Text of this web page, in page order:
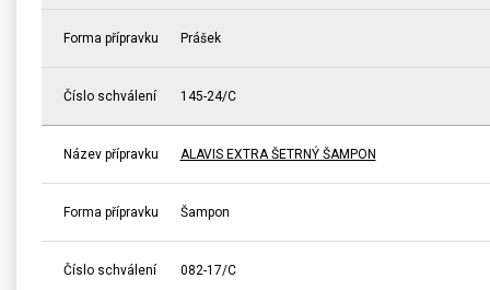
Forma přípravku Prášek
Číslo schválení 145-24/C
Název přípravku ALAVIS EXTRA ŠETRNÝ ŠAMPON
Forma přípravku Šampon
Číslo schválení 082-17/C